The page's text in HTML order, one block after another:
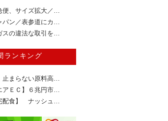
便、サイズ拡大／…
パン／表参道にカ…
の違法な取引を…
ランキング
止まらない原料高…
アＥＣ】６兆円市…
配食】 ナッシュ…